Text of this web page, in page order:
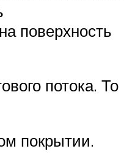
поверхность
потока. То
покрытии.